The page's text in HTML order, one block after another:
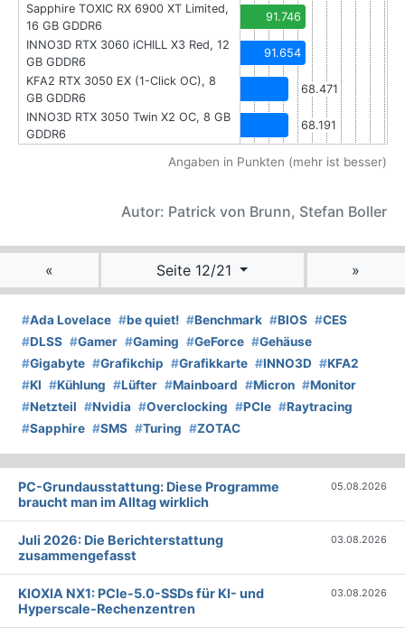
Sapphire TOXIC RX 6900 XT Limited,
16 GB GDDR6
91.746
INNO3D RTX 3060 iCHILL X3 Red, 12
GB GDDR6
91.654
KFA2 RTX 3050 EX (1-Click OC), 8
GB GDDR6
68.471
INNO3D RTX 3050 Twin X2 OC, 8 GB
GDDR6
68.191
Angaben in Punkten (mehr ist besser)
Autor: Patrick von Brunn, Stefan Boller
« Seite 12/21 »
#Ada Lovelace #be quiet! #Benchmark #BIOS #CES
#DLSS #Gamer #Gaming #GeForce #Gehäuse
#Gigabyte #Grafikchip #Grafikkarte #INNO3D #KFA2
#KI #Kühlung #Lüfter #Mainboard #Micron #Monitor
#Netzteil #Nvidia #Overclocking #PCIe #Raytracing
#Sapphire #SMS #Turing #ZOTAC
PC-Grundausstattung: Diese Programme
braucht man im Alltag wirklich
05.08.2026
Juli 2026: Die Bericht­erstattung
zusammengefasst
03.08.2026
KIOXIA NX1: PCIe-5.0-SSDs für KI- und
Hyperscale-Rechenzentren
03.08.2026